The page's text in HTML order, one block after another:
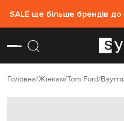
SALE ще більше брендів до
Головна Жінкам Tom Ford Взуття